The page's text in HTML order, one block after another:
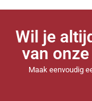
Wil je
van
Maak eenvoudig